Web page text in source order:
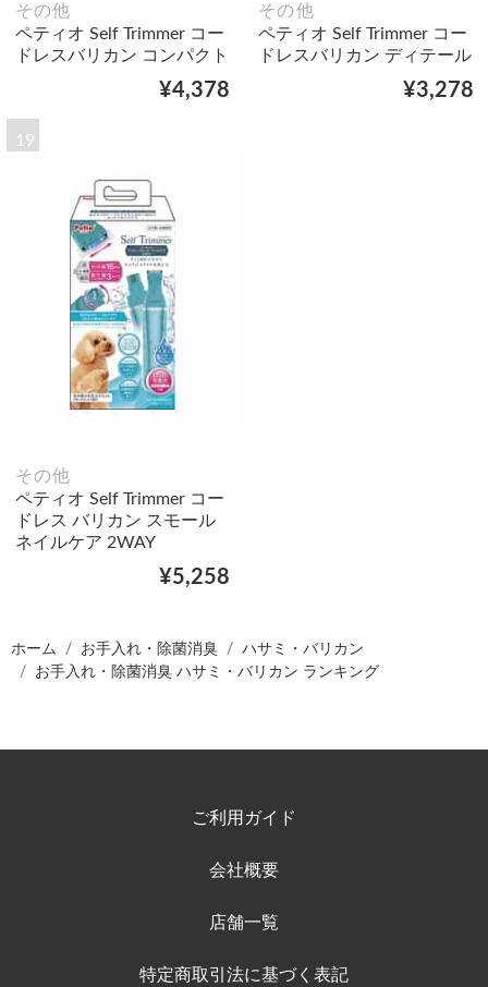
その他
ペティオ Self Trimmer コー
ドレスバリカン コンパクト
¥4,378
その他
ペティオ Self Trimmer コー
ドレスバリカン ディテール
¥3,278
19
その他
ペティオ Self Trimmer コー
ドレス バリカン スモール
ネイルケア 2WAY
¥5,258
ホーム お手入れ・除菌消臭
ハサミ・バリカン
お手入れ・除菌消臭 ハサミ・バリカン ランキング
ご利用ガイド
会社概要
店舗一覧
特定商取引法に基づく表記